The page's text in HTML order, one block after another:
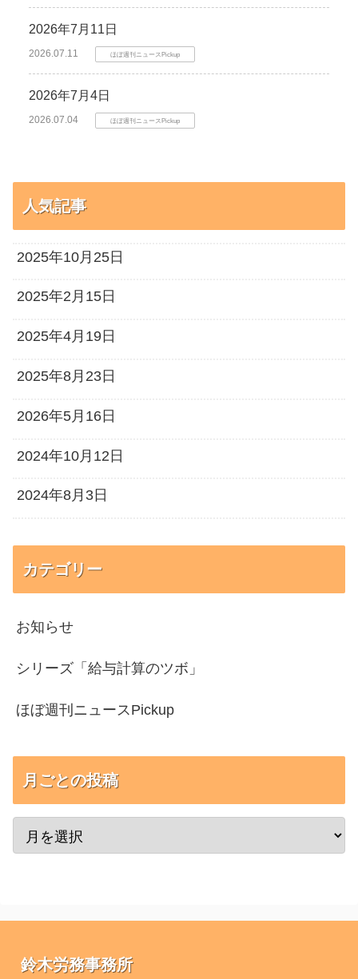
2026年7月11日
2026.07.11 ほぼ週刊ニュースPickup
2026年7月4日
2026.07.04 ほぼ週刊ニュースPickup
人気記事
2025年10月25日
2025年2月15日
2025年4月19日
2025年8月23日
2026年5月16日
2024年10月12日
2024年8月3日
カテゴリー
お知らせ
シリーズ「給与計算のツボ」
ほぼ週刊ニュースPickup
月ごとの投稿
鈴木労務事務所